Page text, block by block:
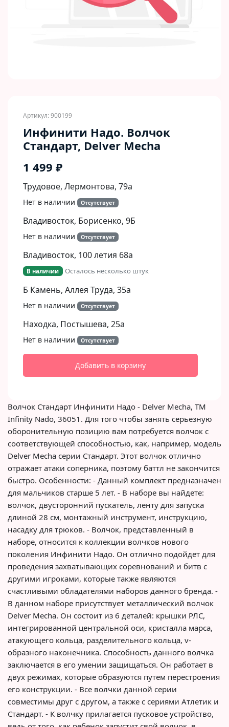
Артикул: 900199
Инфинити Надо. Волчок
Стандарт, Delver Mecha
1 499 ₽
Трудовое, Лермонтова, 79а
Нет в наличии Отсутствует
Владивосток, Борисенко, 9Б​
Нет в наличии Отсутствует
Владивосток, 100 летия 68а
В наличии Осталось несколько штук
Б Камень, Аллея Труда, 35а
Нет в наличии Отсутствует
Находка, Постышева, 25а
Нет в наличии Отсутствует
Добавить в корзину
Волчок Стандарт Инфинити Надо - Delver Mecha, TM
Infinity Nado, 36051. Для того чтобы занять серьезную
оборонительную позицию вам потребуется волчок с
соответствующей способностью, как, например, модель
Delver Mecha серии Стандарт. Этот волчок отлично
отражает атаки соперника, поэтому баттл не закончится
быстро. Особенности: - Данный комплект предназначен
для мальчиков старше 5 лет. - В наборе вы найдете:
волчок, двусторонний пускатель, ленту для запуска
длиной 28 см, монтажный инструмент, инструкцию,
насадку для трюков. - Волчок, представленный в
наборе, относится к коллекции волчков нового
поколения Инфинити Надо. Он отлично подойдет для
проведения захватывающих соревнований и битв с
другими игроками, которые также являются
счастливыми обладателями наборов данного бренда. -
В данном наборе присутствует металлический волчок
Delver Mecha. Он состоит из 6 деталей: крышки РЛС,
интегрированной центральной оси, кристалла марса,
атакующего кольца, разделительного кольца, v-
образного наконечника. Способность данного волчка
заключается в его умении защищаться. Он работает в
двух режимах, которые образуются путем перестроения
его конструкции. - Все волчки данной серии
совместимы друг с другом, а также с сериями Атлетик и
Стандарт. - К волчку прилагается пусковое устройство,